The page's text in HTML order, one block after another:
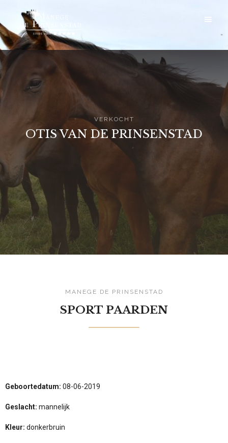
VERKOCHT
OTIS VAN DE PRINSENSTAD
MANEGE DE PRINSENSTAD
SPORT PAARDEN
Geboortedatum: 08-06-2019
Geslacht: mannelijk
Kleur: donkerbruin